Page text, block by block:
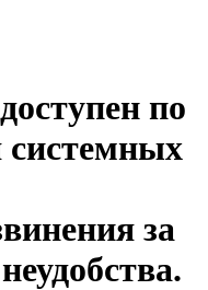
по
системных
за